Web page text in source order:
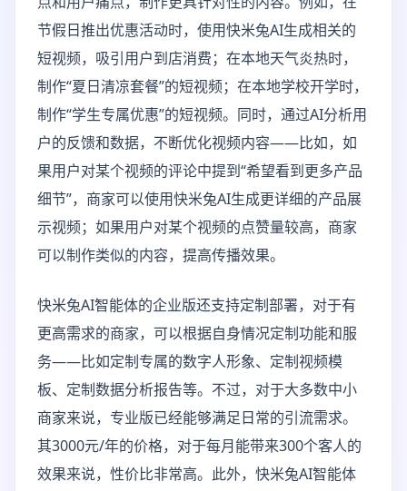
节假日推出优惠活动时，使用快米兔AI生成相关的
短视频，吸引用户到店消费；在本地天气炎热时，
制作“夏日清凉套餐”的短视频；在本地学校开学时，
制作“学生专属优惠”的短视频。同时，通过AI分析用
户的反馈和数据，不断优化视频内容——比如，如
果用户对某个视频的评论中提到“希望看到更多产品
细节”，商家可以使用快米兔AI生成更详细的产品展
示视频；如果用户对某个视频的点赞量较高，商家
可以制作类似的内容，提高传播效果。
快米兔AI智能体的企业版还支持定制部署，对于有
更高需求的商家，可以根据自身情况定制功能和服
务——比如定制专属的数字人形象、定制视频模
板、定制数据分析报告等。不过，对于大多数中小
商家来说，专业版已经能够满足日常的引流需求。
其3000元/年的价格，对于每月能带来300个客人的
效果来说，性价比非常高。此外，快米兔AI智能体